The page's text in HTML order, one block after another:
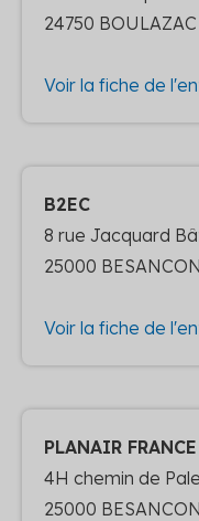
24750
Voir la fiche de
B2EC
8 rue Jacquard
25000 BESANCON
Voir la fiche de
PLANAIR FRANCE
4H chemin de
25000 BESANCON